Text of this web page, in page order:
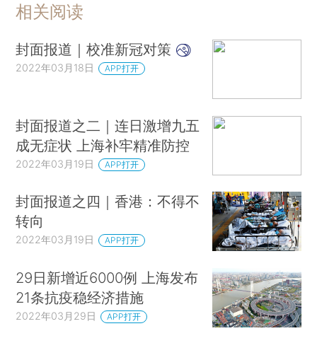
相关阅读
封面报道｜校准新冠对策
2022年03月18日 APP打开
封面报道之二｜连日激增九五
成无症状 上海补牢精准防控
2022年03月19日 APP打开
封面报道之四｜香港：不得不
转向
2022年03月19日 APP打开
29日新增近6000例 上海发布
21条抗疫稳经济措施
2022年03月29日 APP打开